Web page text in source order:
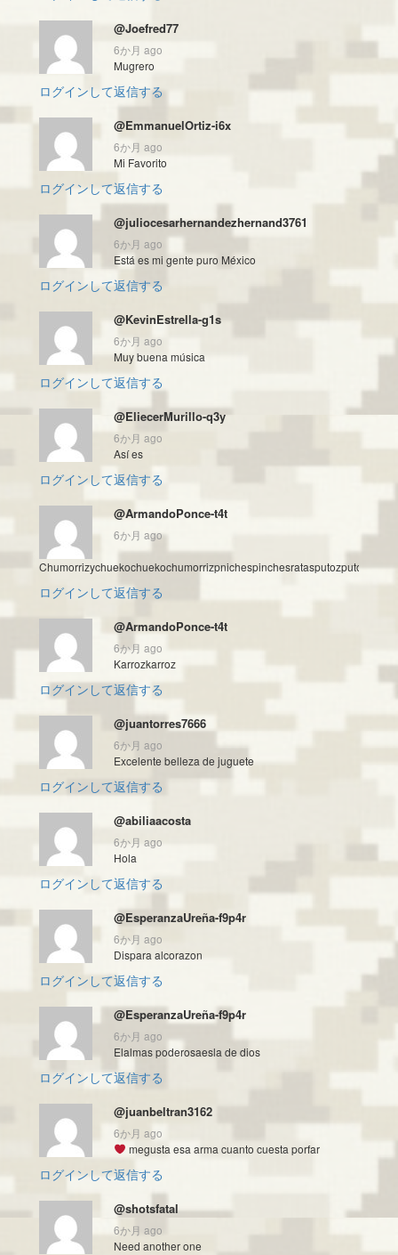
@Joefred77
6か月 ago
Mugrero
ログインして返信する
@EmmanuelOrtiz-i6x
6か月 ago
Mi Favorito
ログインして返信する
@juliocesarhernandezhernand3761
6か月 ago
Está es mi gente puro México
ログインして返信する
@KevinEstrella-g1s
6か月 ago
Muy buena música
ログインして返信する
@EliecerMurillo-q3y
6か月 ago
Así es
ログインして返信する
@ArmandoPonce-t4t
6か月 ago
Chumorrizychuekochuekochumorrizpnichespinchesratasputozputoz
ログインして返信する
@ArmandoPonce-t4t
6か月 ago
Karrozkarroz
ログインして返信する
@juantorres7666
6か月 ago
Excelente belleza de juguete
ログインして返信する
@abiliaacosta
6か月 ago
Hola
ログインして返信する
@EsperanzaUreña-f9p4r
6か月 ago
Dispara alcorazon
ログインして返信する
@EsperanzaUreña-f9p4r
6か月 ago
Elalmas poderosaesla de dios
ログインして返信する
@juanbeltran3162
6か月 ago
megusta esa arma cuanto cuesta porfar
ログインして返信する
@shotsfatal
6か月 ago
Need another one